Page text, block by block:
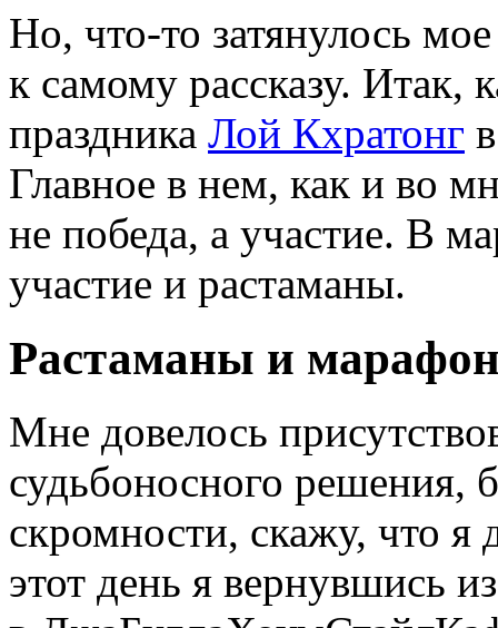
Но, что-то затянулось
к самому рассказу. Итак,
праздника Лой Кхратонг
Главное в нем, как и во
не победа, а участие. В
участие и растаманы.
Растаманы и
Мне довелось
судьбоносного решения,
скромности, скажу, что я
этот день я вернувшись